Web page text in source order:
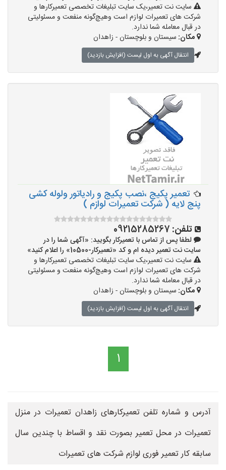
سایت نت تعمیر،یک سایت تبلیغات تخصصی تعمیرکارها و
شرکت های تعمیرات لوازم است وهیچ‌گونه منفعت و مسئولیتی
در قبال معامله شما ندارد.
مکان: سیستان و بلوچستان - زاهدان
انتقال آگهی به اول لیست (افزایش بازدید)
تعمیر پکیج ،نصب پکیج و رادیاتور ولوله کشی
پنج لایه ( شرکت تعمیرات لوازم )
تلفن: 09215285267
لطفا پس از تماس با تعمیرکار بگویید: «آگهی شما را در
سایت نت تعمیر دیده ام و کد «تعمیرکار-10500» را اعلام کنید»
سایت نت تعمیر،یک سایت تبلیغات تخصصی تعمیرکارها و
شرکت های تعمیرات لوازم است وهیچ‌گونه منفعت و مسئولیتی
در قبال معامله شما ندارد.
مکان: سیستان و بلوچستان - زاهدان
انتقال آگهی به اول لیست (افزایش بازدید)
1
آدرس و شماره تلفن تعمیرکارهای زاهدان تعمیرات در منزل
تعمیرات در محل تعمیر بصورت نقد و اقساط با چندین سال
سابقه کار تعمیر فوری لوازم شرکت های تعمیرات